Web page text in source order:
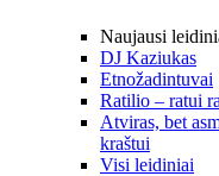
Naujausi
DJ Kaziukas
Etnožadintuvai
Ratilio – ratui
Atviras, bet
kraštui
Visi leidiniai